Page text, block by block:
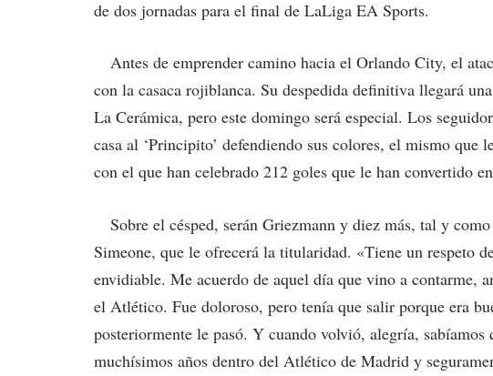
de dos jornadas para el final de LaLiga EA Sports.
Antes de emprender camino hacia el Orlando City, el
con la casaca rojiblanca. Su despedida definitiva llegará
La Cerámica, pero este domingo será especial. Los
casa al ‘Principito’ defendiendo sus colores, el mismo que
con el que han celebrado 212 goles que le han convertido
Sobre el césped, serán Griezmann y diez más, tal y
Simeone, que le ofrecerá la titularidad. «Tiene un respeto
envidiable. Me acuerdo de aquel día que vino a contarme,
el Atlético. Fue doloroso, pero tenía que salir porque era
posteriormente le pasó. Y cuando volvió, alegría,
muchísimos años dentro del Atlético de Madrid y